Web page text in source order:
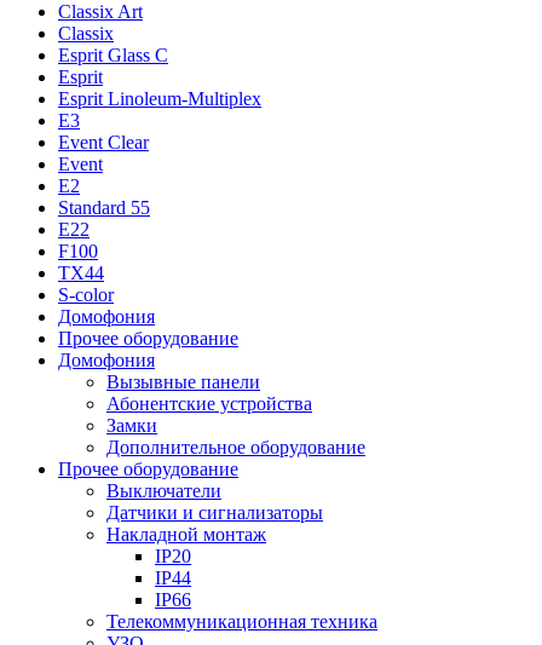
Classix Art
Classix
Esprit Glass C
Esprit
Esprit Linoleum-Multiplex
E3
Event Clear
Event
E2
Standard 55
E22
F100
TX44
S-color
Домофония
Прочее оборудование
Домофония
Вызывные панели
Абонентские устройства
Замки
Дополнительное оборудование
Прочее оборудование
Выключатели
Датчики и сигнализаторы
Накладной монтаж
IP20
IP44
IP66
Телекоммуникационная техника